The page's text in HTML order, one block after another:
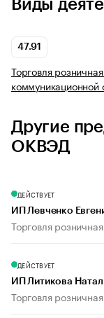
Виды
47.91
Торговля
коммуникационной
Другие
ОКВЭД
ДЕЙСТВУЕТ
ИП Левченко
Торговля
ДЕЙСТВУЕТ
ИП Литикова
Торговля